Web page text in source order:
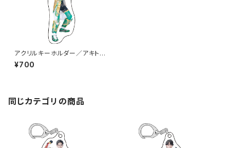
アクリルキーホルダー／アキト
（BAKG-01）
¥700
同じカテゴリの商品